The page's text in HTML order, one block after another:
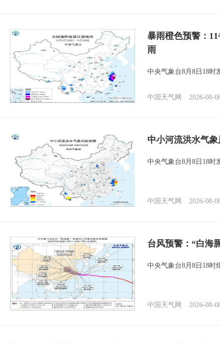
暴雨橙色预警：
雨
中央气象台8月8日18时
中国天气网 2026-08-
中小河流洪水气
中央气象台8月8日18时
中国天气网 2026-08-
台风预警：“白海
中央气象台8月8日18时
中国天气网 2026-08-